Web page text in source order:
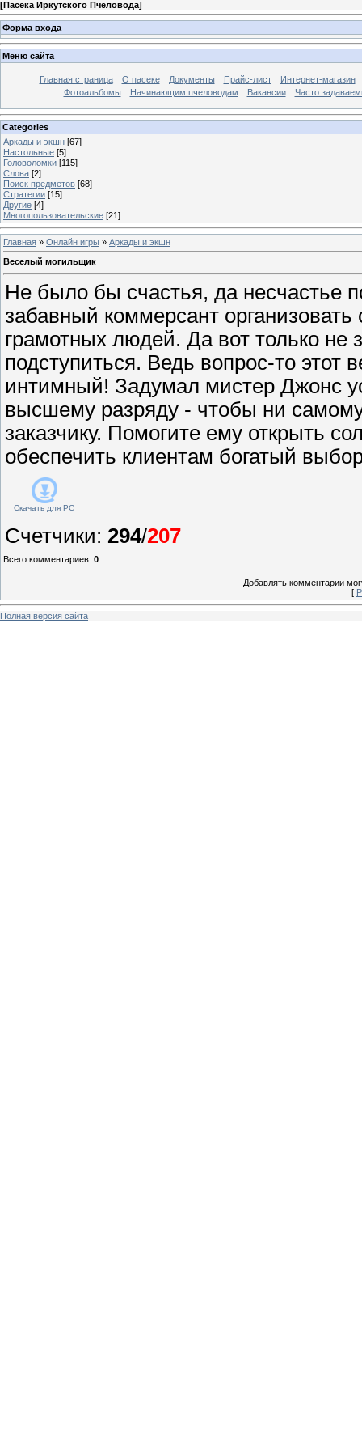
[Пасека Иркутского Пчеловода]
Форма входа
Меню сайта
Главная страница О пасеке Документы Прайс-лист
Интернет-магазин
Фотоальбомы
Начинающим пчеловодам Вакансии Часто
Categories
Аркады и экшн [67]
Настольные [5]
Головоломки [115]
Слова [2]
Поиск предметов [68]
Стратегии [15]
Другие [4]
Многопользовательские [21]
Главная » Онлайн игры » Аркады и экшн
Веселый могильщик
Не было бы счастья, да несчастье
забавный коммерсант организовать
грамотных людей. Да вот только не
подступиться. Ведь вопрос-то этот
интимный! Задумал мистер Джонс
высшему разряду - чтобы ни
заказчику. Помогите ему открыть
обеспечить клиентам богатый выбор
Скачать для PC
Счетчики: 294/207
Всего комментариев: 0
Добавлять комментарии
[
Полная версия сайта